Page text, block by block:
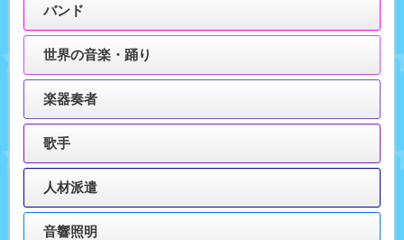
バンド
世界の音楽・踊り
楽器奏者
歌手
人材派遣
音響照明